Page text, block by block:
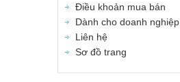
Điều khoản mua bán
Dành cho doanh nghiệp
Liên hệ
Sơ đồ trang